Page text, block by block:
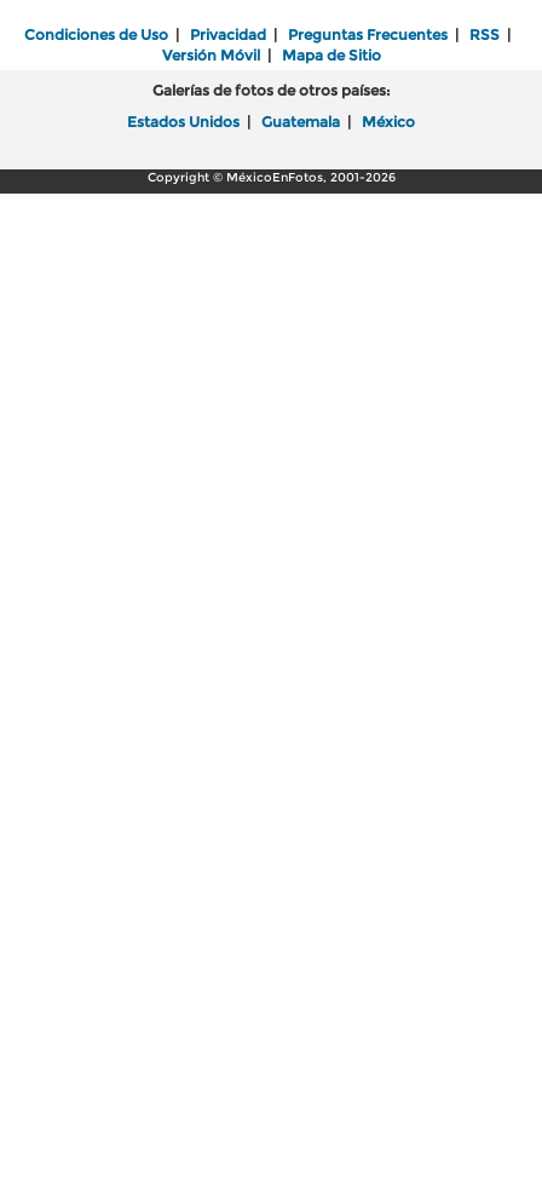
Condiciones de Uso | Privacidad | Preguntas Frecuentes | RSS |
Versión Móvil| Mapa de Sitio
Galerías de fotos de otros países:
Estados Unidos | Guatemala | México
Copyright © MéxicoEnFotos, 2001-2026